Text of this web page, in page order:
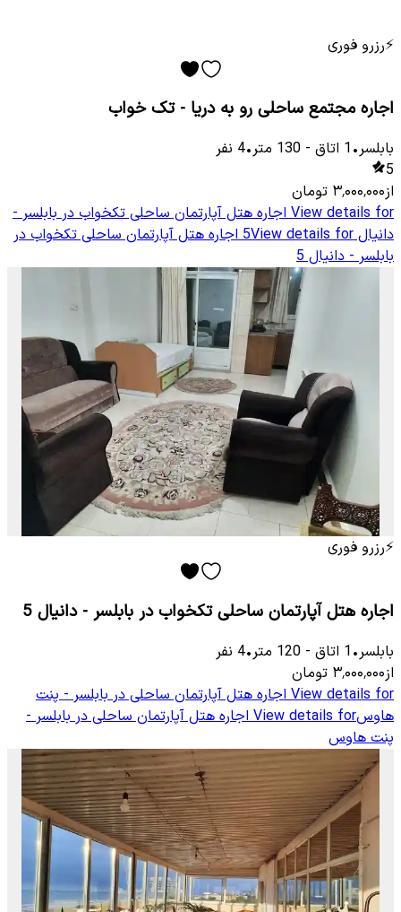
⚡رزرو فوری
اجاره مجتمع ساحلی رو به دریا - تک خواب
بابلسر•
1 اتاق -
130 متر•
4 نفر
5
از۳٬۰۰۰٬۰۰۰ تومان
View details for اجاره هتل آپارتمان ساحلی تکخواب در بابلسر -
دانیال 5View details for اجاره هتل آپارتمان ساحلی تکخواب در
بابلسر - دانیال 5
⚡رزرو فوری
اجاره هتل آپارتمان ساحلی تکخواب در بابلسر - دانیال 5
بابلسر•
1 اتاق -
120 متر•
4 نفر
از۳٬۰۰۰٬۰۰۰ تومان
View details for اجاره هتل آپارتمان ساحلی در بابلسر - پنت
هاوسView details for اجاره هتل آپارتمان ساحلی در بابلسر -
پنت هاوس